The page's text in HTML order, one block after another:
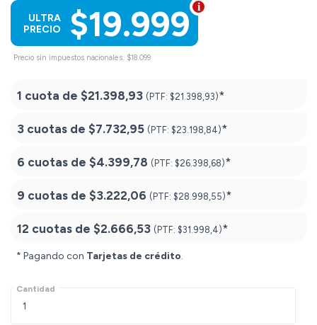
$19.999
ULTRA
PRECIO
Precio sin impuestos nacionales: $18.099
1 cuota de $21.398,93 (PTF: $21.398,93)*
3 cuotas de $7.732,95 (PTF: $23.198,84)*
6 cuotas de $4.399,78 (PTF: $26.398,68)*
9 cuotas de $3.222,06 (PTF: $28.998,55)*
12 cuotas de $2.666,53 (PTF: $31.998,4)*
* Pagando con Tarjetas de crédito.
Cantidad